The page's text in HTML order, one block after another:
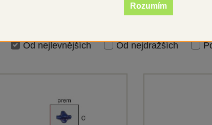
Od nejlevnějších Od nejdražších
Rozumím